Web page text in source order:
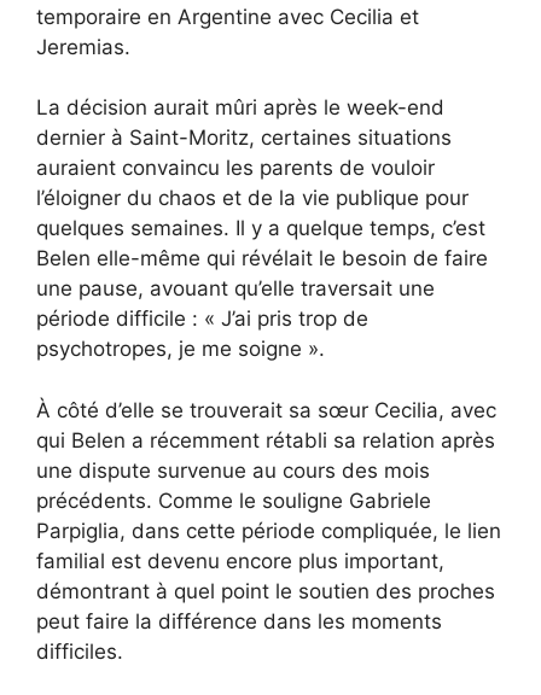
temporaire en Argentine avec Cecilia et
Jeremias.
La décision aurait mûri après le week-end
dernier à Saint-Moritz, certaines situations
auraient convaincu les parents de vouloir
l’éloigner du chaos et de la vie publique pour
quelques semaines. Il y a quelque temps, c’est
Belen elle-même qui révélait le besoin de faire
une pause, avouant qu’elle traversait une
période difficile : « J’ai pris trop de
psychotropes, je me soigne ».
À côté d’elle se trouverait sa sœur Cecilia, avec
qui Belen a récemment rétabli sa relation après
une dispute survenue au cours des mois
précédents. Comme le souligne Gabriele
Parpiglia, dans cette période compliquée, le lien
familial est devenu encore plus important,
démontrant à quel point le soutien des proches
peut faire la différence dans les moments
difficiles.